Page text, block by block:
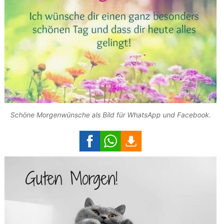
Schöne Morgenwünsche als Bild für WhatsApp und Facebook.